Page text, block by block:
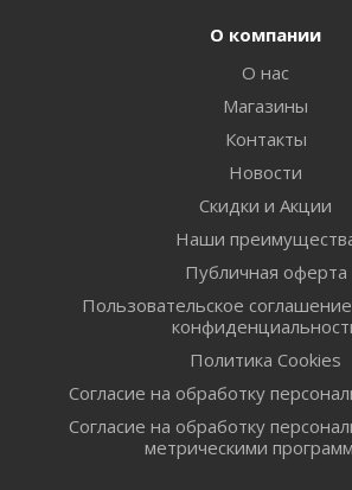
О компании
О нас
Магазины
Контакты
Новости
Скидки и Акции
Наши
Публичная оферта
Пользовательское
Политика Cookies
Согласие на обработку
Согласие на обработку
метрическими